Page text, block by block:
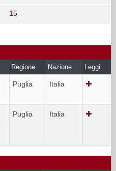
15
Regione Nazione Leggi
Puglia Italia
Puglia Italia